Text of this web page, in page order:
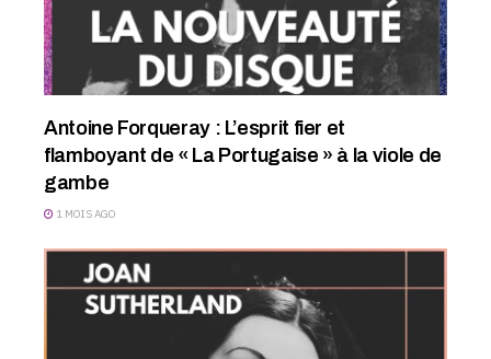
Antoine Forqueray : L’esprit fier et
flamboyant de « La Portugaise » à la viole de
gambe
1 MOIS AGO